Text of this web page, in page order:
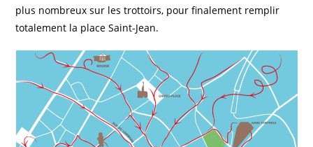
plus nombreux sur les trottoirs, pour finalement remplir
totalement la place Saint-Jean.